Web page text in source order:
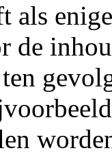
als
de